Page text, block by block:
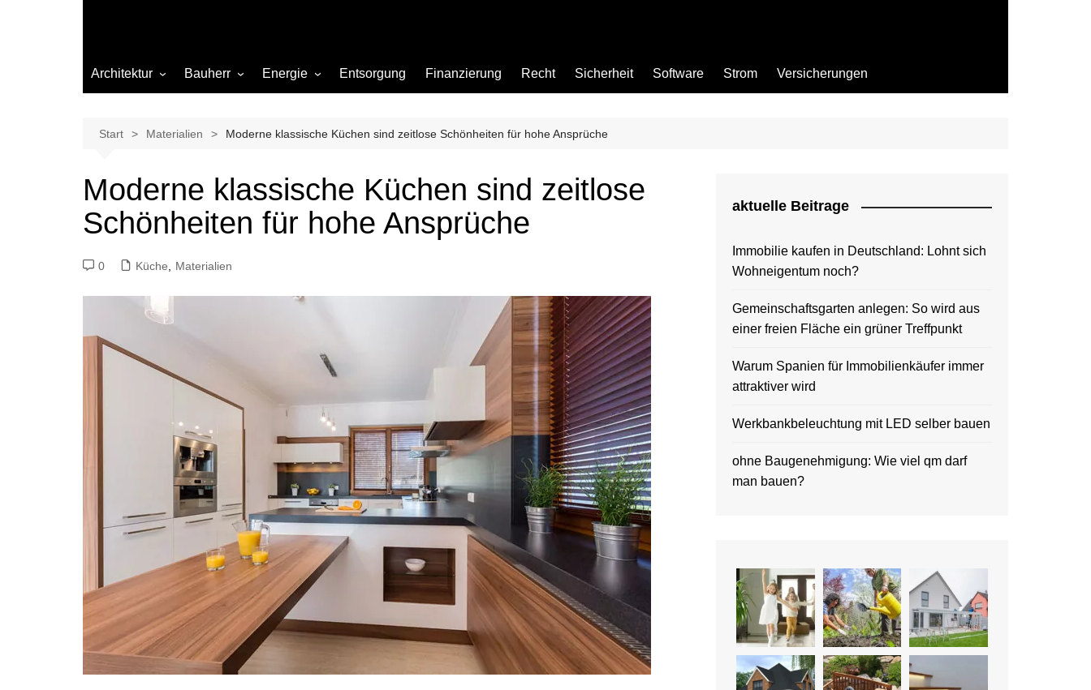
Architektur Bauherr
Beleuchtung
Büro
Garten
Materialien
Ökologisch bauen
Sanierung
Hygiene
Energie
Gas
Entsorgung Finanzierung Recht Sicherheit Software Strom Versicherungen
Start Materialien Moderne klassische Küchen sind zeitlose Schönheiten für hohe Ansprüche
Moderne klassische Küchen sind zeitlose
Schönheiten für hohe Ansprüche
0 Küche Materialien
aktuelle Beitrage
Immobilie kaufen in Deutschland: Lohnt sich
Wohneigentum noch?
Gemeinschaftsgarten anlegen: So wird aus
einer freien Fläche ein grüner Treffpunkt
Warum Spanien für Immobilienkäufer immer
attraktiver wird
Werkbankbeleuchtung mit LED selber bauen
ohne Baugenehmigung: Wie viel qm darf
man bauen?